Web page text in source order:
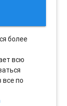
более
всю
все по